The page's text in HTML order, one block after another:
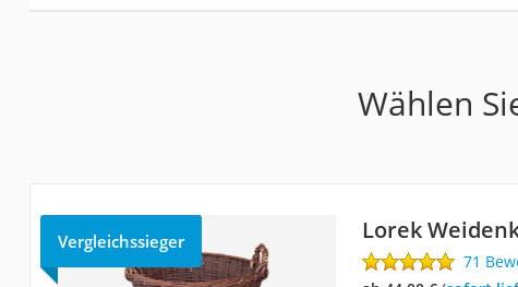
Wählen
Vergleichssieger Lorek
71